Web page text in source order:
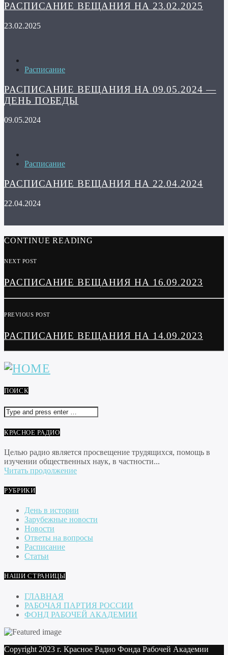
РАСПИСАНИЕ ВЕЩАНИЯ НА 23.02.2025
23.02.2025
Расписание
РАСПИСАНИЕ ВЕЩАНИЯ НА 09.05.2024 —
ДЕНЬ ПОБЕДЫ
09.05.2024
Расписание
РАСПИСАНИЕ ВЕЩАНИЯ НА 22.04.2024
22.04.2024
CONTINUE READING
NEXT POST
РАСПИСАНИЕ ВЕЩАНИЯ НА 16.09.2023
PREVIOUS POST
РАСПИСАНИЕ ВЕЩАНИЯ НА 14.09.2023
ПОИСК
КРАСНОЕ РАДИО
Целью радио является просвещение трудящихся, помощь в
изучении общественных наук, в частности...
Читать продолжение
РУБРИКИ
День в истории
Зарубежные новости
Новости
Ответы на вопросы
Расписание
Статьи
НАШИ СТРАНИЦЫ
ГЛАВНАЯ
РАБОЧАЯ ПАРТИЯ РОССИИ
ФОНД РАБОЧЕЙ АКАДЕМИИ
Copyright 2023 г. Красное Радио Фонда Рабочей Академии